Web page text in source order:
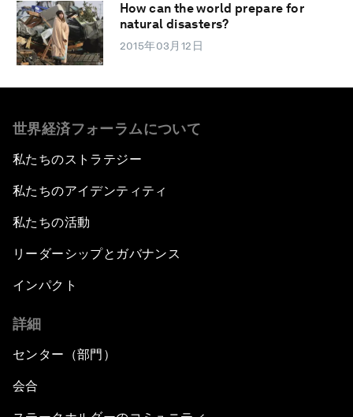
How can the world prepare for
natural disasters?
2015年03月12日
世界経済フォーラムについて
私たちのストラテジー
私たちのアイデンティティ
私たちの活動
リーダーシップとガバナンス
インパクト
詳細
センター（部門）
会合